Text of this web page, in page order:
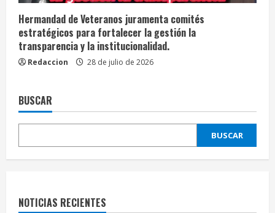
Hermandad de Veteranos juramenta comités
estratégicos para fortalecer la gestión la
transparencia y la institucionalidad.
Redaccion 28 de julio de 2026
BUSCAR
BUSCAR
NOTICIAS RECIENTES